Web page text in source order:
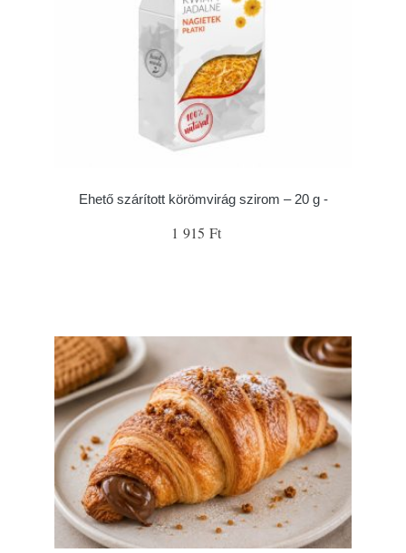
Ehető szárított körömvirág szirom – 20 g -
1 915 Ft